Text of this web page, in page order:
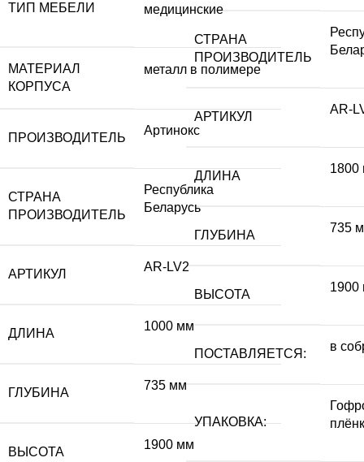
ТИП МЕБЕЛИ
медицинские
МАТЕРИАЛ
КОРПУСА
металл в полимере
ПРОИЗВОДИТЕЛЬ
Артинокс
СТРАНА
ПРОИЗВОДИТЕЛЬ
Республика
Беларусь
АРТИКУЛ
AR-LV2
ДЛИНА
1000 мм
ГЛУБИНА
735 мм
ВЫСОТА
1900 мм
СТРАНА
ПРОИЗВОДИТЕЛЬ
АРТИКУЛ
AR-
ДЛИНА
1800
ГЛУБИНА
735
ВЫСОТА
1900
ПОСТАВЛЯЕТСЯ:
в
УПАКОВКА: